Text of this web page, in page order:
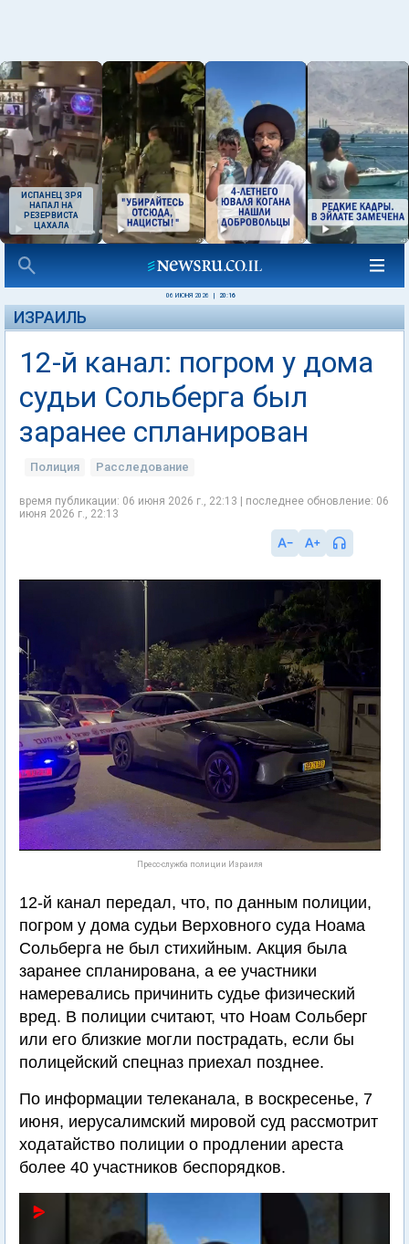
ИСПАНЕЦ ЗРЯ
НАПАЛ НА
РЕЗЕРВИСТА
ЦАХАЛА
06 ИЮНЯ 2026 20:16
ИЗРАИЛЬ
12-й канал: погром у дома
судьи Сольберга был
заранее спланирован
Полиция Расследование
время публикации: 06 июня 2026 г., 22:13 | последнее обновление: 06
июня 2026 г., 22:13
Пресс-служба полиции Израиля
12-й канал передал, что, по данным полиции,
погром у дома судьи Верховного суда Ноама
Сольберга не был стихийным. Акция была
заранее спланирована, а ее участники
намеревались причинить судье физический
вред. В полиции считают, что Ноам Сольберг
или его близкие могли пострадать, если бы
полицейский спецназ приехал позднее.
По информации телеканала, в воскресенье, 7
июня, иерусалимский мировой суд рассмотрит
ходатайство полиции о продлении ареста
более 40 участников беспорядков.